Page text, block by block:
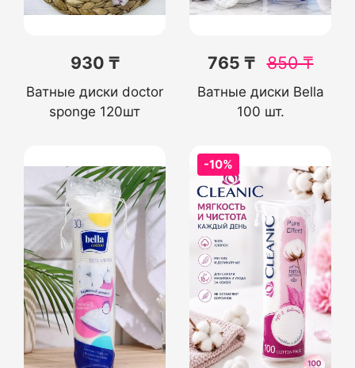
930 ₸
Ватные диски doctor
sponge 120шт
765 ₸ 850₸
Ватные диски Bella
100 шт.
-10%